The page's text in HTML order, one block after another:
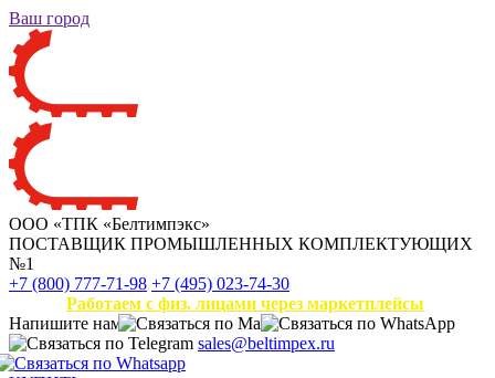
Ваш город
ООО «ТПК «Белтимпэкс»
ПОСТАВЩИК ПРОМЫШЛЕННЫХ КОМПЛЕКТУЮЩИХ
№1
+7 (800) 777-71-98 +7 (495) 023-74-30
Работаем с физ. лицами через маркетплейсы
Напишите нам
sales@beltimpex.ru